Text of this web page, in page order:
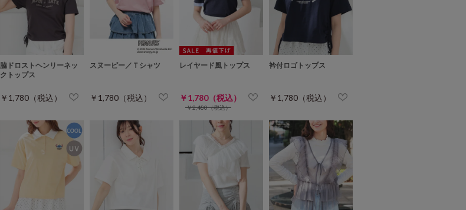
脇ドロストヘンリーネッ
クトップス
￥1,780（税込）
スヌーピー／Ｔシャツ
￥1,780（税込）
レイヤード風トップス
￥1,780（税込）
￥2,480（税込）
衿付ロゴトップス
￥1,780（税込）